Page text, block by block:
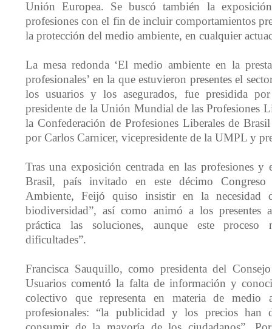
Unión Europea. Se buscó también la
profesiones con el fin de incluir comportamientos
la protección del medio ambiente, en cualquier
La mesa redonda ‘El medio ambiente en la
profesionales’ en la que estuvieron presentes el
los usuarios y los asegurados, fue presidida
presidente de la Unión Mundial de las Profesiones
la Confederación de Profesiones Liberales de
por Carlos Carnicer, vicepresidente de la UMPL y
Tras una exposición centrada en las profesiones y
Brasil, país invitado en este décimo
Ambiente, Feijó quiso insistir en la necesidad
biodiversidad”, así como animó a los presentes
práctica las soluciones, aunque este proceso
dificultades”.
Francisca Sauquillo, como presidenta del
Usuarios comentó la falta de información y
colectivo que representa en materia de medio
profesionales: “la publicidad y los precios